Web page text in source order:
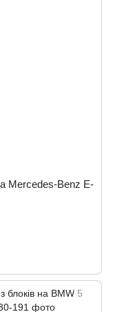
Mercedes-Benz E-